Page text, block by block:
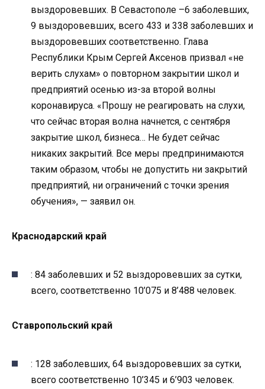
выздоровевших. В Севастополе –6 заболевших,
9 выздоровевших, всего 433 и 338 заболевших и
выздоровевших соответственно. Глава
Республики Крым Сергей Аксенов призвал «не
верить слухам» о повторном закрытии школ и
предприятий осенью из-за второй волны
коронавируса. «Прошу не реагировать на слухи,
что сейчас вторая волна начнется, с сентября
закрытие школ, бизнеса… Не будет сейчас
никаких закрытий. Все меры предпринимаются
таким образом, чтобы не допустить ни закрытий
предприятий, ни ограничений с точки зрения
обучения», — заявил он.
Краснодарский край
: 84 заболевших и 52 выздоровевших за сутки,
всего, соответственно 10’075 и 8’488 человек.
Ставропольский край
: 128 заболевших, 64 выздоровевших за сутки,
всего соответственно 10’345 и 6’903 человек.